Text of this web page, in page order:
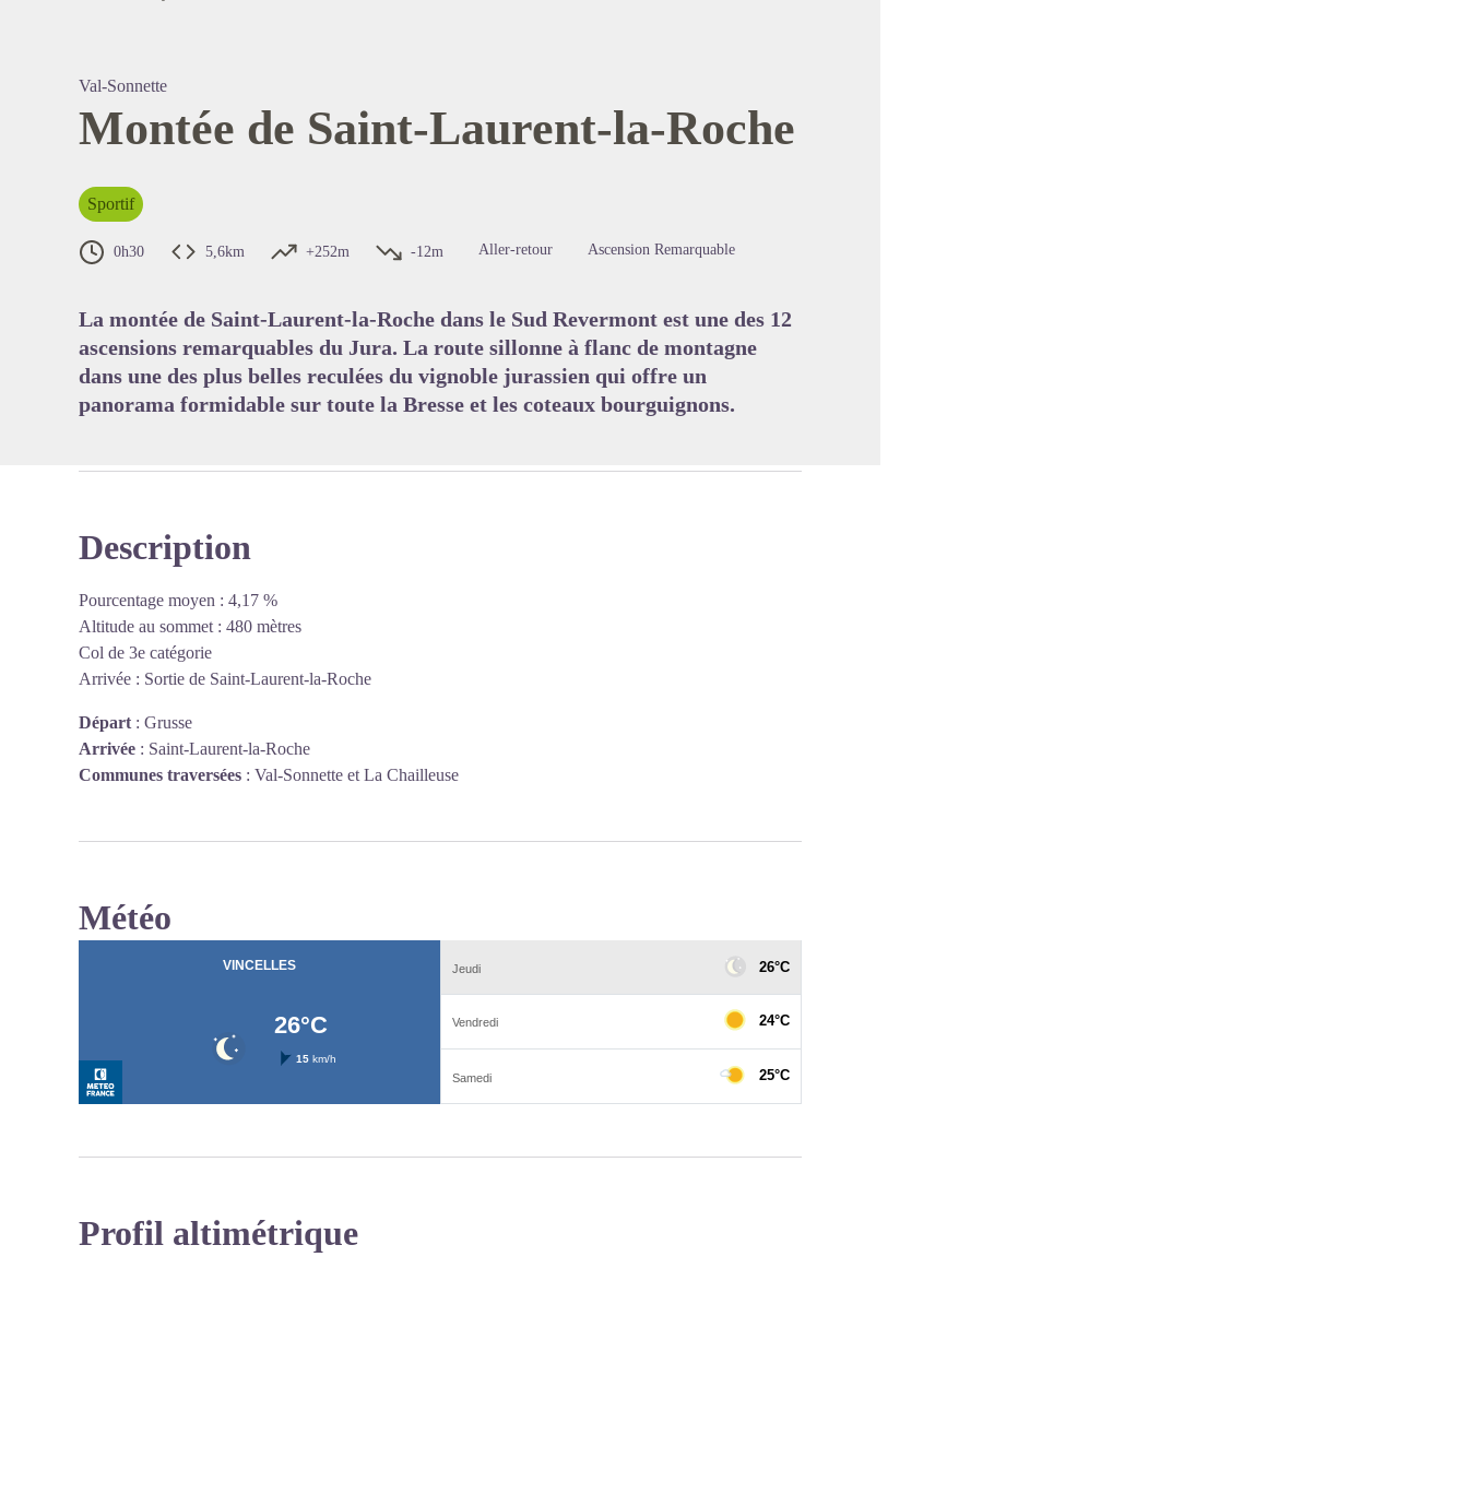
Val-Sonnette
Montée de Saint-Laurent-la-Roche
Sportif
0h30 5,6km +252m -12m Aller-retour Ascension Remarquable
La montée de Saint-Laurent-la-Roche dans le Sud Revermont est une des 12
ascensions remarquables du Jura. La route sillonne à flanc de montagne
dans une des plus belles reculées du vignoble jurassien qui offre un
panorama formidable sur toute la Bresse et les coteaux bourguignons.
Description
Pourcentage moyen : 4,17 %
Altitude au sommet : 480 mètres
Col de 3e catégorie
Arrivée : Sortie de Saint-Laurent-la-Roche
Départ : Grusse
Arrivée : Saint-Laurent-la-Roche
Communes traversées : Val-Sonnette et La Chailleuse
Météo
Profil altimétrique